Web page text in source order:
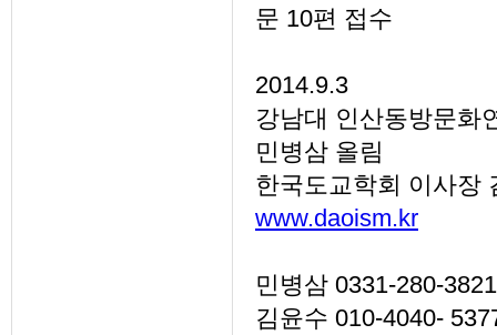
문 10편 접수
2014.9.3
강남대 인산동방문화
민병삼 올림
한국도교학회 이사장
www.daoism.kr
민병삼 0331-280-3821
김윤수 010-4040-